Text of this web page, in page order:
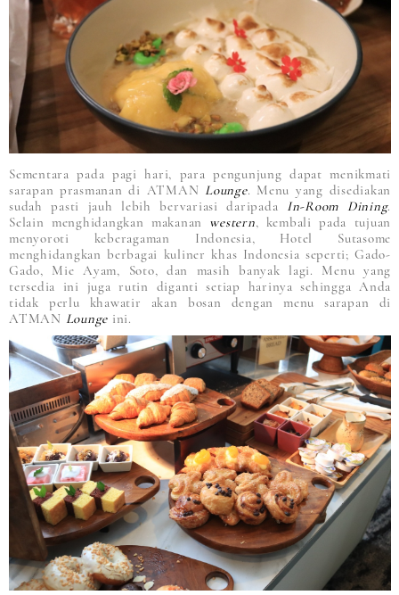
Sementara pada pagi hari, para pengunjung dapat menikmati
sarapan prasmanan di ATMAN Lounge. Menu yang disediakan
sudah pasti jauh lebih bervariasi daripada In-Room Dining.
Selain menghidangkan makanan western, kembali pada tujuan
menyoroti keberagaman Indonesia, Hotel Sutasome
menghidangkan berbagai kuliner khas Indonesia seperti; Gado-
Gado, Mie Ayam, Soto, dan masih banyak lagi. Menu yang
tersedia ini juga rutin diganti setiap harinya sehingga Anda
tidak perlu khawatir akan bosan dengan menu sarapan di
ATMAN Lounge ini.